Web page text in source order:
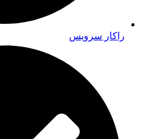
راکار سرویس